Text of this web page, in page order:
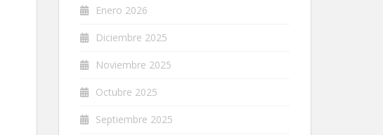
Enero 2026
Diciembre 2025
Noviembre 2025
Octubre 2025
Septiembre 2025